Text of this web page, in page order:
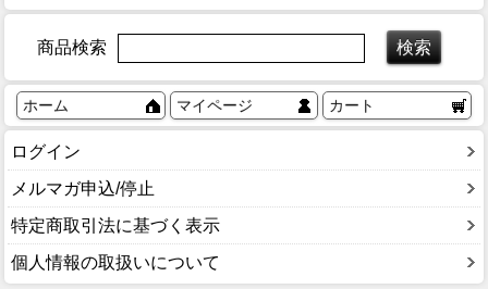
商品検索
ホーム マイページ カート
ログイン
メルマガ申込/停止
特定商取引法に基づく表示
個人情報の取扱いについて